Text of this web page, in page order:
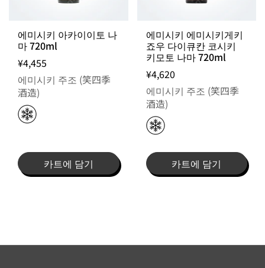
에미시키 아카이이토 나
마 720ml
¥4,455
에미시키 주조 (笑四季
酒造)
카트에 담기
에미시키 에미시키게키
죠우 다이큐칸 코시키
키모토 나마 720ml
¥4,620
에미시키 주조 (笑四季
酒造)
카트에 담기